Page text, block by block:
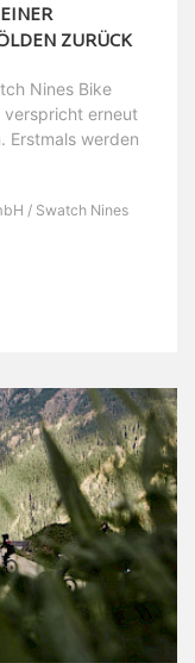
ZURÜCK
Nines Bike
verspricht erneut
Erstmals werden
/ Swatch Nines